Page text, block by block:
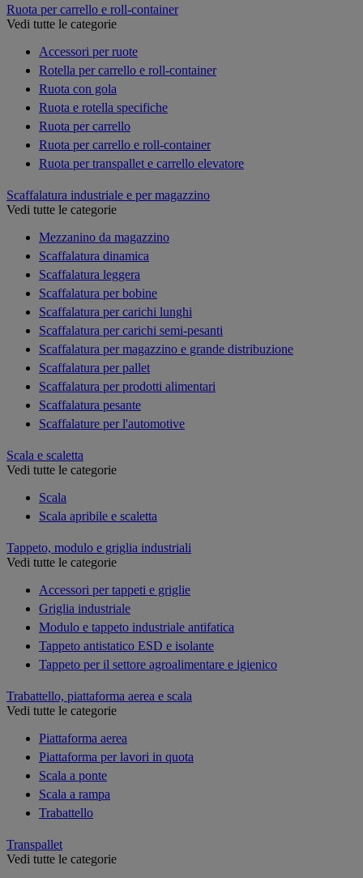
Ruota per carrello e roll-container
Vedi tutte le categorie
Accessori per ruote
Rotella per carrello e roll-container
Ruota con gola
Ruota e rotella specifiche
Ruota per carrello
Ruota per carrello e roll-container
Ruota per transpallet e carrello elevatore
Scaffalatura industriale e per magazzino
Vedi tutte le categorie
Mezzanino da magazzino
Scaffalatura dinamica
Scaffalatura leggera
Scaffalatura per bobine
Scaffalatura per carichi lunghi
Scaffalatura per carichi semi-pesanti
Scaffalatura per magazzino e grande distribuzione
Scaffalatura per pallet
Scaffalatura per prodotti alimentari
Scaffalatura pesante
Scaffalature per l'automotive
Scala e scaletta
Vedi tutte le categorie
Scala
Scala apribile e scaletta
Tappeto, modulo e griglia industriali
Vedi tutte le categorie
Accessori per tappeti e griglie
Griglia industriale
Modulo e tappeto industriale antifatica
Tappeto antistatico ESD e isolante
Tappeto per il settore agroalimentare e igienico
Trabattello, piattaforma aerea e scala
Vedi tutte le categorie
Piattaforma aerea
Piattaforma per lavori in quota
Scala a ponte
Scala a rampa
Trabattello
Transpallet
Vedi tutte le categorie